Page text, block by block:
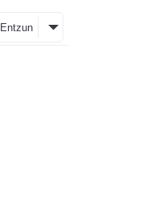
Entzun